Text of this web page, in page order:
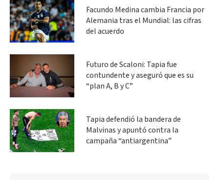
Facundo Medina cambia Francia por
Alemania tras el Mundial: las cifras
del acuerdo
Futuro de Scaloni: Tapia fue
contundente y aseguró que es su
“plan A, B y C”
Tapia defendió la bandera de
Malvinas y apuntó contra la
campaña “antiargentina”